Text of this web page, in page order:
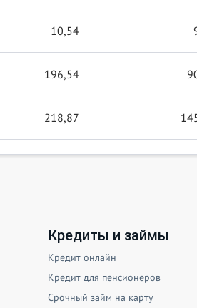
10,54
196,54
218,87
Кредиты и займы
Кредит онлайн
Кредит для пенсионеров
Срочный займ на карту